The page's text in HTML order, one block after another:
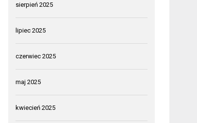
sierpień 2025
lipiec 2025
czerwiec 2025
maj 2025
kwiecień 2025